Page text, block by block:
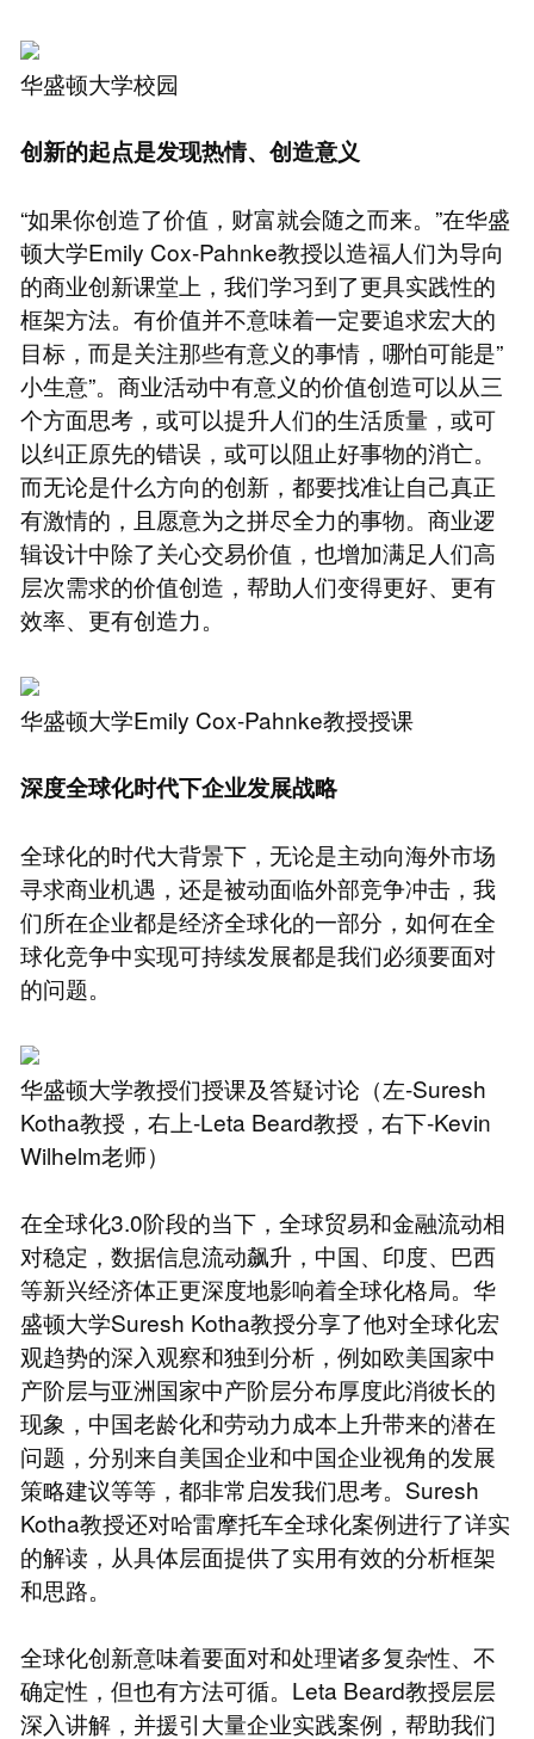
华盛顿大学校园
创新的起点是发现热情、创造意义
“如果你创造了价值，财富就会随之而来。”在华盛
顿大学Emily Cox-Pahnke教授以造福人们为导向
的商业创新课堂上，我们学习到了更具实践性的
框架方法。有价值并不意味着一定要追求宏大的
目标，而是关注那些有意义的事情，哪怕可能是”
小生意”。商业活动中有意义的价值创造可以从三
个方面思考，或可以提升人们的生活质量，或可
以纠正原先的错误，或可以阻止好事物的消亡。
而无论是什么方向的创新，都要找准让自己真正
有激情的，且愿意为之拼尽全力的事物。商业逻
辑设计中除了关心交易价值，也增加满足人们高
层次需求的价值创造，帮助人们变得更好、更有
效率、更有创造力。
华盛顿大学Emily Cox-Pahnke教授授课
深度全球化时代下企业发展战略
全球化的时代大背景下，无论是主动向海外市场
寻求商业机遇，还是被动面临外部竞争冲击，我
们所在企业都是经济全球化的一部分，如何在全
球化竞争中实现可持续发展都是我们必须要面对
的问题。
华盛顿大学教授们授课及答疑讨论（左-Suresh
Kotha教授，右上-Leta Beard教授，右下-Kevin
Wilhelm老师）
在全球化3.0阶段的当下，全球贸易和金融流动相
对稳定，数据信息流动飙升，中国、印度、巴西
等新兴经济体正更深度地影响着全球化格局。华
盛顿大学Suresh Kotha教授分享了他对全球化宏
观趋势的深入观察和独到分析，例如欧美国家中
产阶层与亚洲国家中产阶层分布厚度此消彼长的
现象，中国老龄化和劳动力成本上升带来的潜在
问题，分别来自美国企业和中国企业视角的发展
策略建议等等，都非常启发我们思考。Suresh
Kotha教授还对哈雷摩托车全球化案例进行了详实
的解读，从具体层面提供了实用有效的分析框架
和思路。
全球化创新意味着要面对和处理诸多复杂性、不
确定性，但也有方法可循。Leta Beard教授层层
深入讲解，并援引大量企业实践案例，帮助我们